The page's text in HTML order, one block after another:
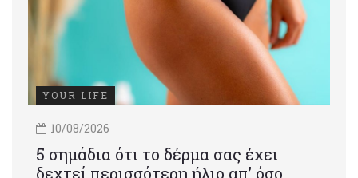
YOUR LIFE
10/08/2026
5 σημάδια ότι το δέρμα σας έχει
δεχτεί περισσότερη ήλιο απ’ όσο